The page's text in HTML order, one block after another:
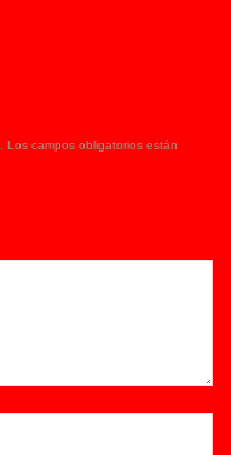
Los campos obligatorios están